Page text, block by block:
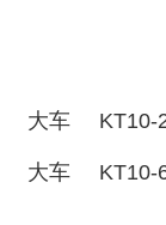
大车 KT10-
大车 KT10-